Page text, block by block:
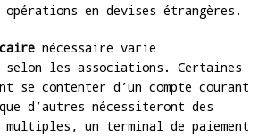
en devises étrangères.
nécessaire varie
selon les associations. Certaines
se contenter d’un compte courant
d’autres nécessiteront des
multiples, un terminal de paiement